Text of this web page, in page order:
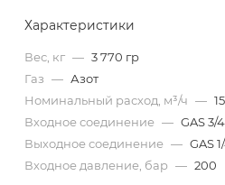
Характеристики
Вес, кг — 3 770 гр
Газ — Азот
Номинальный расход, м³/ч —
Входное соединение — GAS 3/
Выходное соединение — GAS
Входное давление, бар — 200